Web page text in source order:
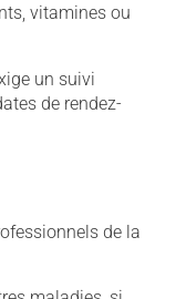
vitamines ou
un suivi
de rendez-
de la